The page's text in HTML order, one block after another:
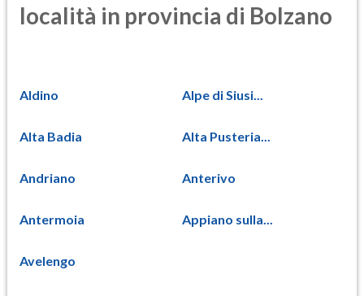
località in provincia di Bolzano
Aldino Alpe di Siusi...
Alta Badia Alta Pusteria...
Andriano Anterivo
Antermoia Appiano sulla...
Avelengo